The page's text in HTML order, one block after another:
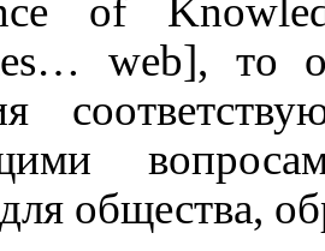
of
… web], то
общества,